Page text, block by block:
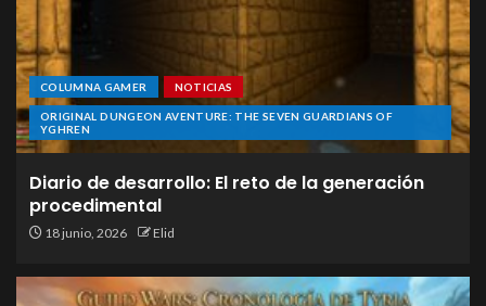
COLUMNA GAMER NOTICIAS
ORIGINAL DUNGEON AVENTURE: THE SEVEN GUARDIANS OF
YGHREN
Diario de desarrollo: El reto de la generación
procedimental
18 junio, 2026 Elid